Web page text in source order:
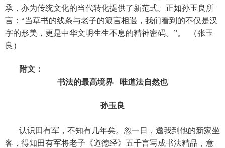
承，亦为传统文化的当代转化提供了新范式。正如孙玉良所
言：“当草书的线条与老子的箴言相遇，我们看到的不仅是汉
字的形美，更是中华文明生生不息的精神密码。”。 （张玉
良）
附文：
书法的最高境界 唯道法自然也
孙玉良
认识田有军，不知有几年矣。忽一日，邀我到他的新家坐
客，得知田有军将老子《道德经》五千言写成书法精品，意